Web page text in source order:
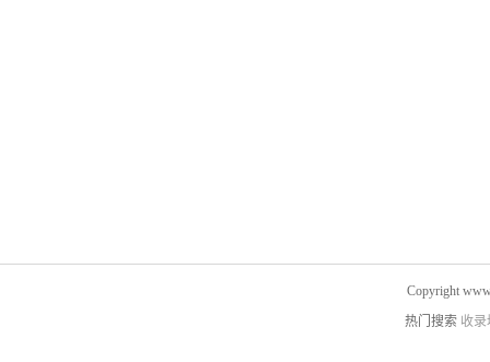
Copyright
热门搜索 收录